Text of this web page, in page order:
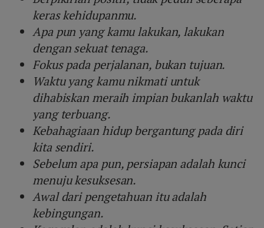
keras kehidupanmu.
Apa pun yang kamu lakukan, lakukan
dengan sekuat tenaga.
Fokus pada perjalanan, bukan tujuan.
Waktu yang kamu nikmati untuk
dihabiskan meraih impian bukanlah waktu
yang terbuang.
Kebahagiaan hidup bergantung pada diri
kita sendiri.
Sebelum apa pun, persiapan adalah kunci
menuju kesuksesan.
Awal dari pengetahuan itu adalah
kebingungan.